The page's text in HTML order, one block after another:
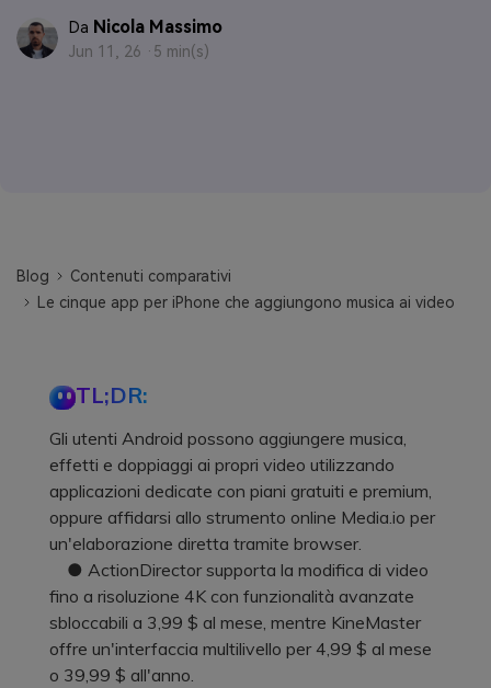
Da Nicola Massimo
Jun 11, 26 · 5 min(s)
Blog
Contenuti comparativi
Le cinque app per iPhone che aggiungono musica ai video
TL;DR:
Gli utenti Android possono aggiungere musica,
effetti e doppiaggi ai propri video utilizzando
applicazioni dedicate con piani gratuiti e premium,
oppure affidarsi allo strumento online Media.io per
un'elaborazione diretta tramite browser.
● ActionDirector supporta la modifica di video
fino a risoluzione 4K con funzionalità avanzate
sbloccabili a 3,99 $ al mese, mentre KineMaster
offre un'interfaccia multilivello per 4,99 $ al mese
o 39,99 $ all'anno.